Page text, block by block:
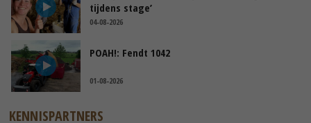
tijdens stage’
04-08-2026
POAH!: Fendt 1042
01-08-2026
KENNISPARTNERS